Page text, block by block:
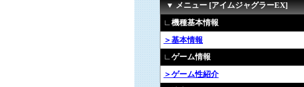
▼ メニュー [アイムジャグラーEX]
∟機種基本情報
＞基本情報
∟ゲーム情報
＞ゲーム性紹介